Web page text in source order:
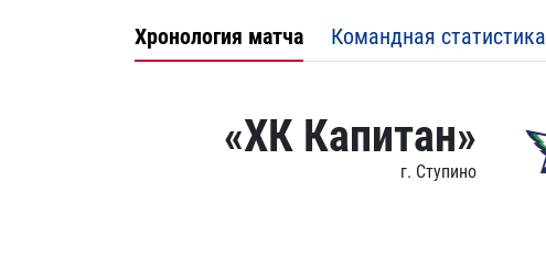
Хронология матча Командная статистика
«ХК Капитан»
г. Ступино